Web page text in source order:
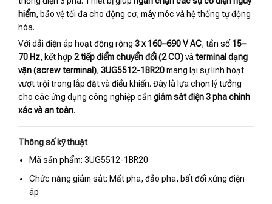
hiểm, bảo vệ tối đa cho động cơ, máy móc và hệ thống tự động
hóa.
Với dải điện áp hoạt động rộng 3 x 160–690 V AC, tần số 15–
70 Hz, kết hợp 2 tiếp điểm chuyển đổi (2 CO)vàterminal dạng
vặn (screw terminal), 3UG5512-1BR20mang lại sự linh hoạt
vượt trội trong lắp đặt và điều khiển. Đây là lựa chọn lý tưởng
cho các ứng dụng công nghiệp cần giám sát điện 3 pha chính
xác và an toàn.
Thông số kỹ thuật
Mã sản phẩm: 3UG5512-1BR20
Chức năng giám sát: Mất pha, đảo pha, bất đối xứng điện
áp